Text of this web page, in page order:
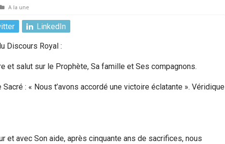
A la une
LinkedIn
Discours Royal :
et salut sur le Prophète, Sa famille et Ses compagnons.
: « Nous t’avons accordé une victoire éclatante ». Véridique
et avec Son aide, après cinquante ans de sacrifices, nous